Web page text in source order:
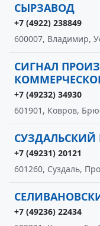
СЫРЗАВОД
+7 (4922) 238849
600007, Владимир,
СИГНАЛ
+7 (49232) 34930
601901, Ковров,
+7 (49231) 20121
601260, Суздаль,
+7 (49236) 22434